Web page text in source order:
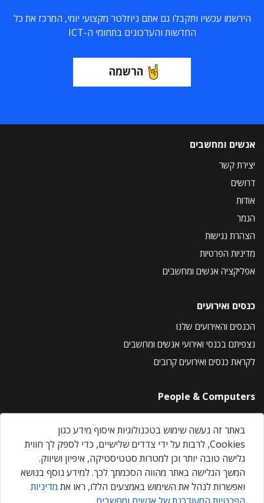
הירשמו עכשיו ותקבלו גם אתם ניוזלטר מקצועי יומי, המרכז את כל
החדשות והעדכונים בתחומי ה-ICT
הרשמה
אנשים ומחשבים
יצירת קשר
דרושים
אודות
הנמר
הצהרת נגישות
מדיניות הפרטיות
אפליקציה אנשים ומחשבים
כנסים ואירועים
הכנסים והאירועים שלנו
נצפיתם בכנסי ואירועי אנשים ומחשבים
לקראת כנסים ואירועים קרובים
People & Computers
About Us
Privacy Policy
Contact Us
Our Events
באתר זה נעשה שימוש בטכנולוגיות איסוף מידע כגון
Cookies, לרבות על ידי צדדים שלישיים, כדי לספק לך חווית
גלישה טובה יותר וכן למטרות סטטיסטיקה, איפיון ושיווק.
המשך הגלישה באתר מהווה הסכמתך לכך. למידע נוסף בנושא
ואפשרות לנהל את השימוש באמצעים הללו, ראו את מדיניות